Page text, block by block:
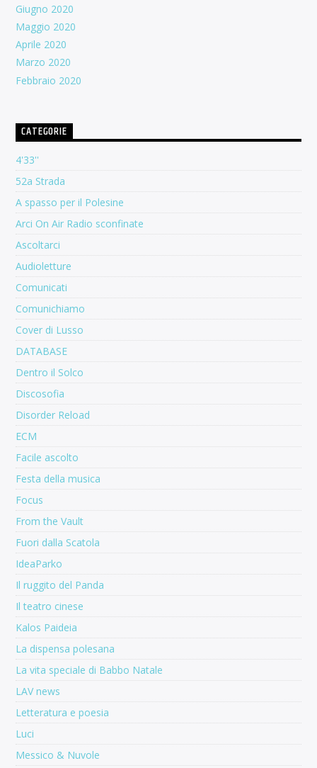
Giugno 2020
Maggio 2020
Aprile 2020
Marzo 2020
Febbraio 2020
CATEGORIE
4'33''
52a Strada
A spasso per il Polesine
Arci On Air Radio sconfinate
Ascoltarci
Audioletture
Comunicati
Comunichiamo
Cover di Lusso
DATABASE
Dentro il Solco
Discosofia
Disorder Reload
ECM
Facile ascolto
Festa della musica
Focus
From the Vault
Fuori dalla Scatola
IdeaParko
Il ruggito del Panda
Il teatro cinese
Kalos Paideia
La dispensa polesana
La vita speciale di Babbo Natale
LAV news
Letteratura e poesia
Luci
Messico & Nuvole